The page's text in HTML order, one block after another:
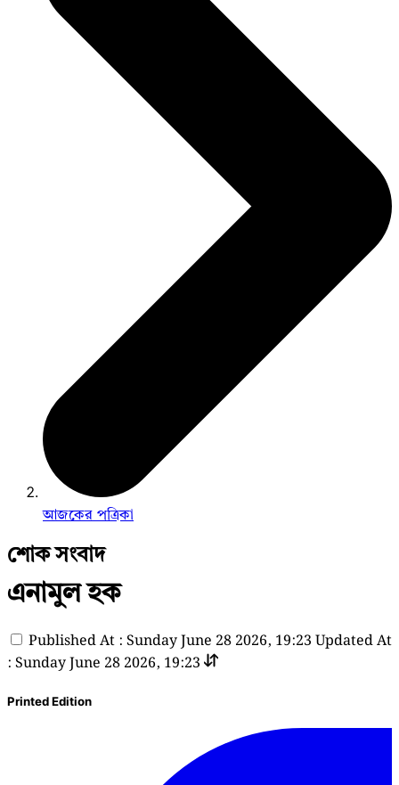
আজকের পত্রিকা
শোক সংবাদ
এনামুল হক
Published At : Sunday June 28 2026, 19:23 Updated At
: Sunday June 28 2026, 19:23
Printed Edition